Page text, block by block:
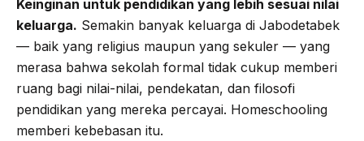
Keinginan untuk pendidikan yang lebih sesuai nilai
keluarga. Semakin banyak keluarga di Jabodetabek
— baik yang religius maupun yang sekuler — yang
merasa bahwa sekolah formal tidak cukup memberi
ruang bagi nilai-nilai, pendekatan, dan filosofi
pendidikan yang mereka percayai. Homeschooling
memberi kebebasan itu.